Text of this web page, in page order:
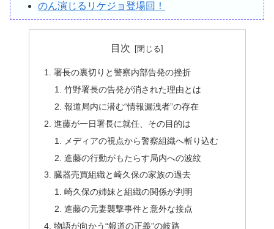
のん演じるリケジョ登場回！
目次
署長の裏切りと警察内部告発の挫折
竹野署長の告発が消された理由とは
報道局内に潜む“情報漏洩者”の存在
進藤が一日署長に就任、その目的は
メディアの視点から警察組織へ斬り込む
進藤の行動がもたらす局内への波紋
臓器売買組織と崎久保の家族の過去
崎久保の姉妹と組織の関係が判明
進藤の元妻襲撃事件と意外な接点
物語が向かう“報道の正義”の岐路